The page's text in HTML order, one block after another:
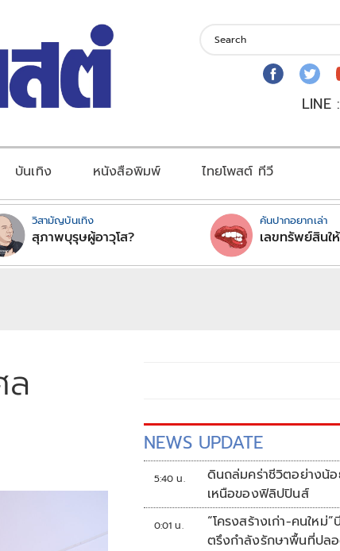
LINE
บันเทิง หนังสือพิมพ์ ไทยโพสต์ ทีวี
วิสามัญบันเทิง
สุภาพบุรุษผู้อาวุโส?
คันปากอยากเล่า
เลขทรัพย์สินใ
NEWS UPDATE
5:40 น.
ดินถล่มคร่าชีวิตอย่างน้
เหนือของฟิลิปปินส์
0:01 น.
“โครงสร้างเก่า-คนใหม่”บี
ตรึงกำลังรักษาพื้นที่ปล